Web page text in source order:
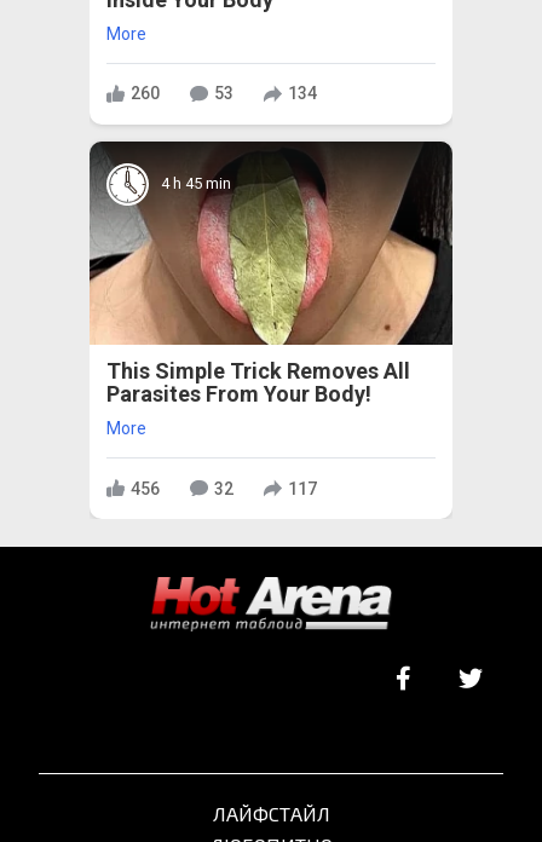
More
260 53 134
4 h 45 min
This Simple Trick Removes All
Parasites From Your Body!
More
456 32 117
ЛАЙФСТАЙЛ